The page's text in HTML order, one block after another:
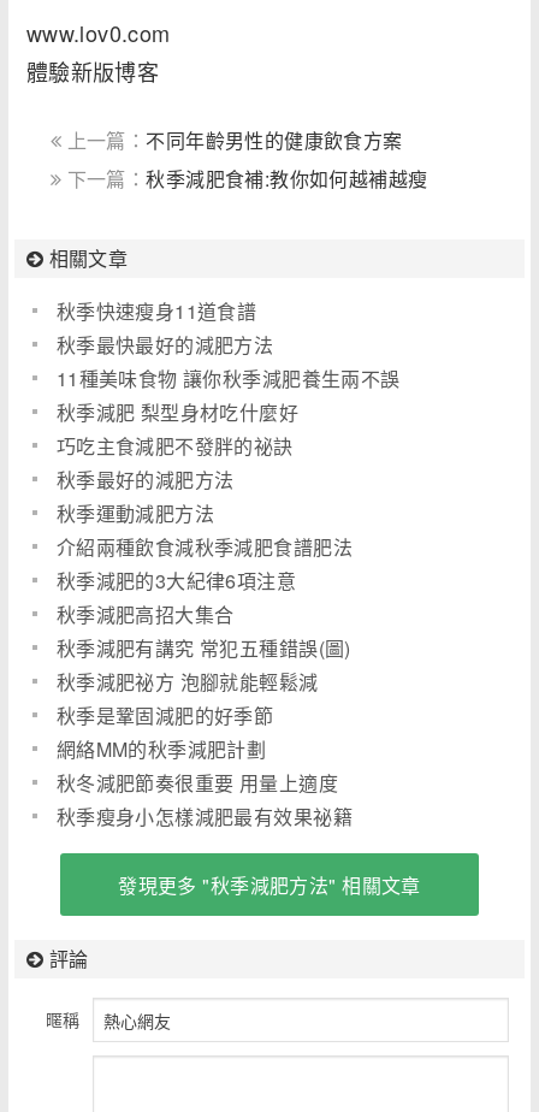
www.lov0.com
體驗新版博客
上一篇： 不同年齡男性的健康飲食方案
下一篇：秋季減肥食補:教你如何越補越瘦
相關文章
秋季快速瘦身11道食譜
秋季最快最好的減肥方法
11種美味食物 讓你秋季減肥養生兩不誤
秋季減肥 梨型身材吃什麼好
巧吃主食減肥不發胖的祕訣
秋季最好的減肥方法
秋季運動減肥方法
介紹兩種飲食減秋季減肥食譜肥法
秋季減肥的3大紀律6項注意
秋季減肥高招大集合
秋季減肥有講究 常犯五種錯誤(圖)
秋季減肥祕方 泡腳就能輕鬆減
秋季是鞏固減肥的好季節
網絡MM的秋季減肥計劃
秋冬減肥節奏很重要 用量上適度
秋季瘦身小怎樣減肥最有效果祕籍
發現更多 "秋季減肥方法" 相關文章
評論
暱稱